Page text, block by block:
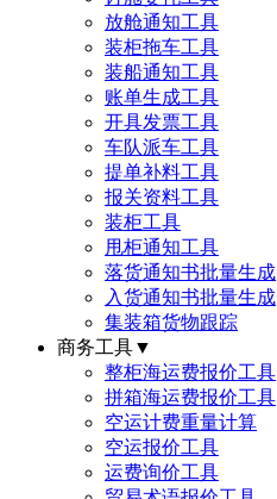
放舱通知工具
装柜拖车工具
装船通知工具
账单生成工具
开具发票工具
车队派车工具
提单补料工具
报关资料工具
装柜工具
甩柜通知工具
落货通知书批量生成
入货通知书批量生成
集装箱货物跟踪
商务工具▼
整柜海运费报价工具
拼箱海运费报价工具
空运计费重量计算
空运报价工具
运费询价工具